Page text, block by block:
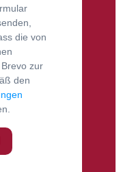
die von
zur
den